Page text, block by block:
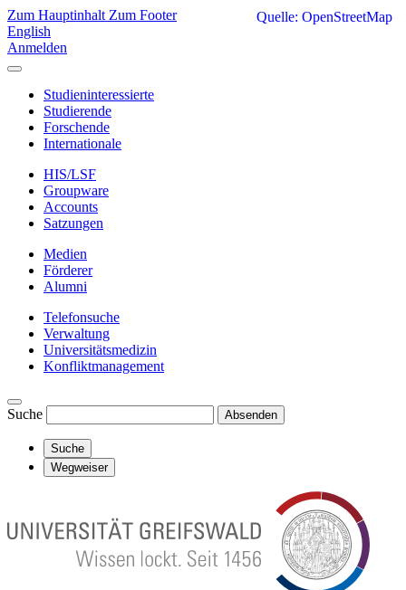
Zum Hauptinhalt Zum Footer
English
Anmelden
Studieninteressierte
Studierende
Forschende
Internationale
HIS/LSF
Groupware
Accounts
Satzungen
Medien
Förderer
Alumni
Telefonsuche
Verwaltung
Universitätsmedizin
Konfliktmanagement
Suche Absenden
Suche
Wegweiser
Quelle: OpenStreetMap